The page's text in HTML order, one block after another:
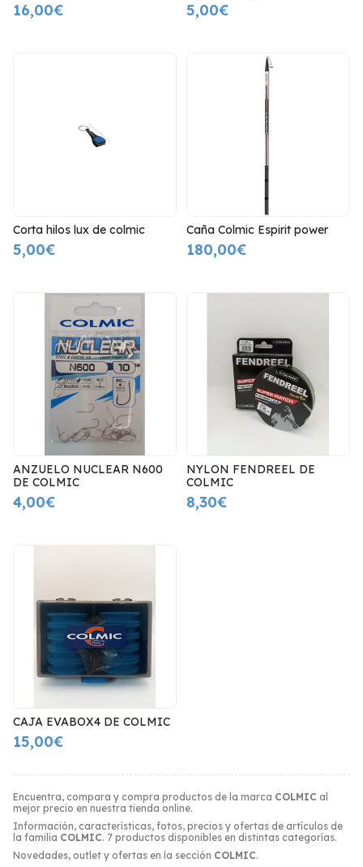
Encuentra, compara y compra productos de la marca COLMIC al
mejor precio en nuestra tienda online.
Información, características, fotos, precios y ofertas de artículos de
la familia COLMIC. 7 productos disponibles en distintas categorías.
Novedades, outlet y ofertas en la sección COLMIC.
16,00€ 5,00€
Corta hilos lux de colmic
5,00€
Caña Colmic Espirit power
180,00€
ANZUELO NUCLEAR N600
DE COLMIC
4,00€
NYLON FENDREEL DE
COLMIC
8,30€
CAJA EVABOX4 DE COLMIC
15,00€